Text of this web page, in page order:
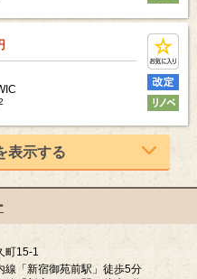
表示する
町15-1
線「新宿御苑前駅」徒歩5分